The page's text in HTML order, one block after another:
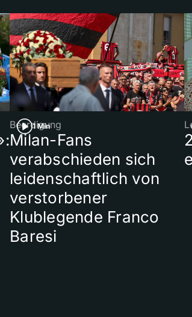
1 Min
Beerdigung
Milan-Fans
verabschieden sich
leidenschaftlich von
verstorbener
Klublegende Franco
Baresi